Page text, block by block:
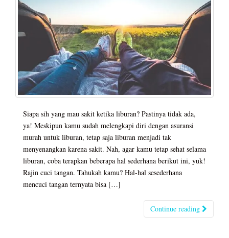
Siapa sih yang mau sakit ketika liburan? Pastinya tidak ada,
ya! Meskipun kamu sudah melengkapi diri dengan asuransi
murah untuk liburan, tetap saja liburan menjadi tak
menyenangkan karena sakit. Nah, agar kamu tetap sehat selama
liburan, coba terapkan beberapa hal sederhana berikut ini, yuk!
Rajin cuci tangan. Tahukah kamu? Hal-hal sesederhana
mencuci tangan ternyata bisa […]
Continue reading